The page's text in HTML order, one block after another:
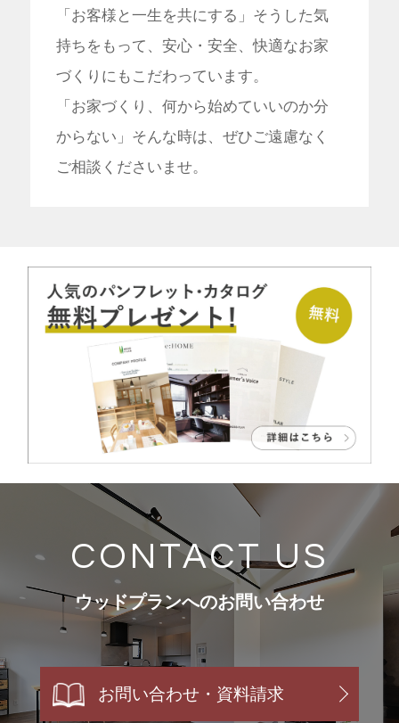
「お客様と一生を共にする」そうした気
持ちをもって、安心・安全、快適なお家
づくりにもこだわっています。
「お家づくり、何から始めていいのか分
からない」そんな時は、ぜひご遠慮なく
ご相談くださいませ。
CONTACT US
ウッドプランへのお問い合わせ
お問い合わせ・資料請求